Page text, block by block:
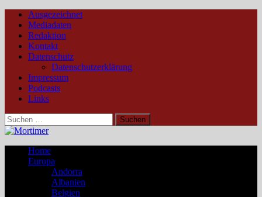
Ausgezeichnet
Mediadaten
Redaktion
Kontakt
Datenschutz
Datenschutzerklärung
Impressum
Podcasts
Links
Suchen
nach:
Home
Europa
Andorra
Albanien
Belgien